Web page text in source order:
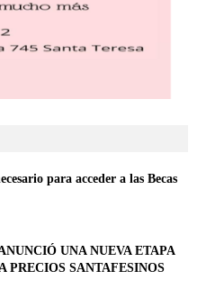
para acceder a las Becas
UNA NUEVA ETAPA
PRECIOS SANTAFESINOS